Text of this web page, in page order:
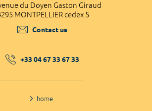
du Doyen Gaston Giraud
MONTPELLIER cedex 5
Contact us
+33 04 67 33 67 33
home